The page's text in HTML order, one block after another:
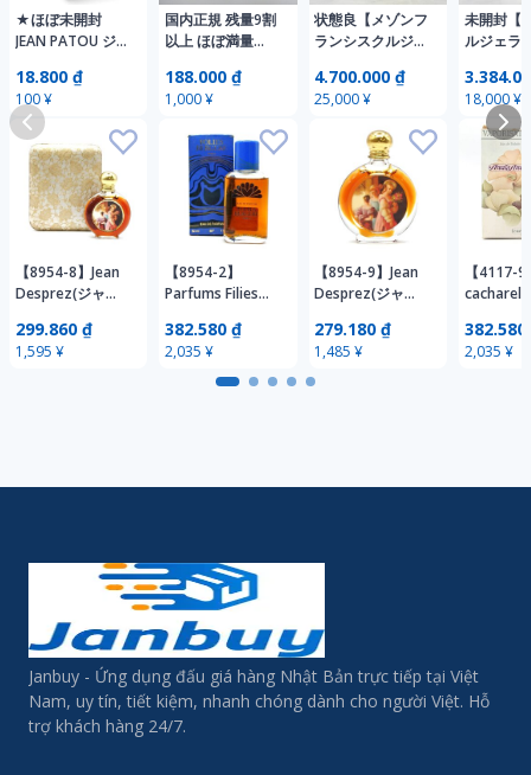
★ほぼ未開封
JEAN PATOU ジャ
水 大量 まとめ 11
点 ヴィンテージ
香水コレクション
放出 全て未使用
18.800 ₫
100 ¥
国内正規 残量9割
以上 ほぼ満量
SCARF ザ スカー
フ 50ml オードパ
ルファン 01 EDP
香水 フレグラン
188.000 ₫
1,000 ¥
状態良【メゾンフ
ランシスクルジャ
rose/ア ラ ローズ
【A575M
4.700.000 ₫
25,000 ¥
未開封【
ルジェラ
水/
オードト
レ/
18,000 ¥
【8954-8】Jean
Desprez(ジャ
BAL a Versailles
バラヴェルサイユ
299.860 ₫
1,595 ¥
【8954-2】
Parfums Filies
ム・フォリー・ベ
ルジェール) ヴィ
ンテージ香水 80's
382.580 ₫
2,035 ¥
【8954-9】Jean
Desprez(ジャ
BAL a Versailles
バラヴェルサイユ
70-80's ヴィンテ
279.180 ₫
1,485 ¥
【4117-9
cacharel(
アナイス
382.580
2,035 ¥
Janbuy - Ứng dụng đấu giá hàng Nhật Bản trực tiếp tại Việt
Nam, uy tín, tiết kiệm, nhanh chóng dành cho người Việt. Hỗ
trợ khách hàng 24/7.